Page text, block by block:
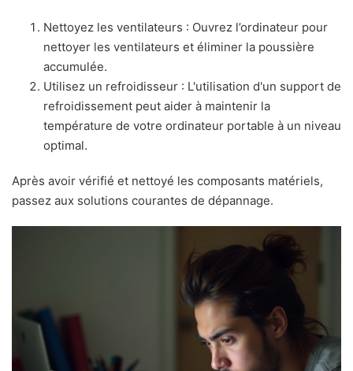
Nettoyez les ventilateurs : Ouvrez l’ordinateur pour
nettoyer les ventilateurs et éliminer la poussière
accumulée.
Utilisez un refroidisseur : L'utilisation d'un support de
refroidissement peut aider à maintenir la
température de votre ordinateur portable à un niveau
optimal.
Après avoir vérifié et nettoyé les composants matériels,
passez aux solutions courantes de dépannage.